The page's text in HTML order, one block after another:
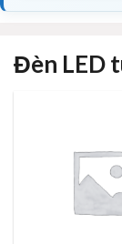
Đèn LED